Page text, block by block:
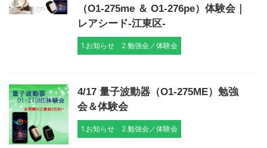
（O1-275me ＆ O1-276pe）体験会｜
レアシード-江東区-
1.お知らせ 2.勉強会／体験会
4/17 量子波動器（O1-275ME）勉強
会＆体験会
1.お知らせ 2.勉強会／体験会